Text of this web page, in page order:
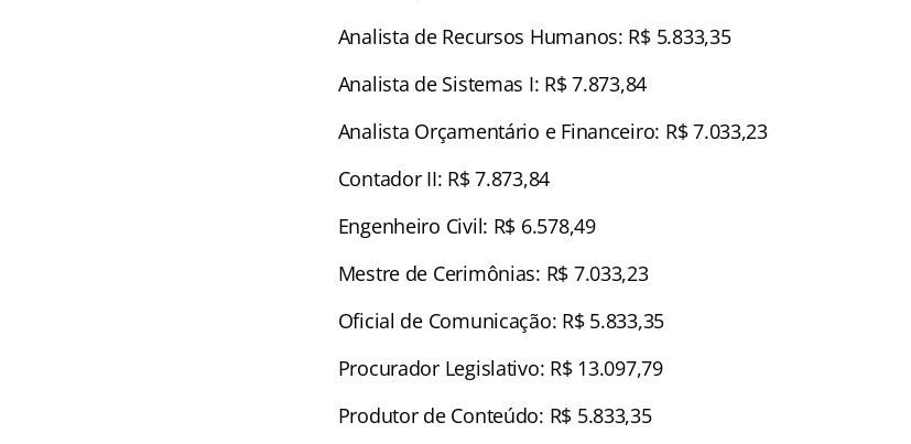
Analista de Recursos Humanos: R$ 5.833,35
Analista de Sistemas I: R$ 7.873,84
Analista Orçamentário e Financeiro: R$ 7.033,23
Contador II: R$ 7.873,84
Engenheiro Civil: R$ 6.578,49
Mestre de Cerimônias: R$ 7.033,23
Oficial de Comunicação: R$ 5.833,35
Procurador Legislativo: R$ 13.097,79
Produtor de Conteúdo: R$ 5.833,35